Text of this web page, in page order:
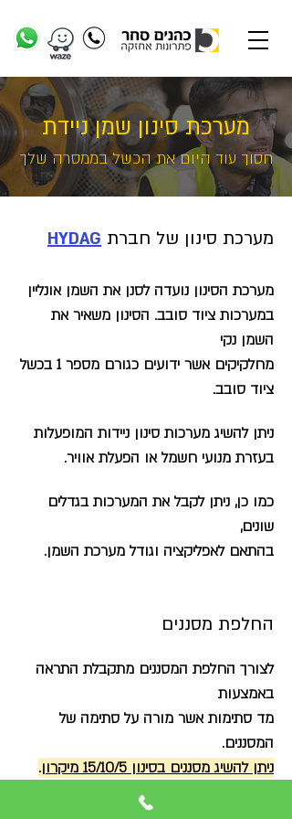
מערכת סינון שמן ניידת
חסוך עוד היום את הכשל בממסרה שלך
HYDAG מערכת סינון של חברת
מערכת הסינון נועדה לסנן את השמן אונליין
במערכות ציוד סובב. הסינון משאיר את
השמן נקי
מחלקיקים
אשר ידועים כגורם מספר 1 בכשל
ציוד סובב.
ניתן להשיג מערכות סינון ניידות המופעלות
בעזרת מנועי חשמל או הפעלת אוויר.
כמו כן, ניתן לקבל את המערכות בגדלים
שונים,
בהתאם לאפליקציה וגודל מערכת השמן.
החלפת מסננים
לצורך החלפת המסננים מתקבלת התראה
באמצעות
מד סתימות אשר מורה על סתימה של
המסננים.
ניתן להשיג מסננים בסינון 15/10/5 מיקרו
ן.
ישנם שני סוגי מסננים: